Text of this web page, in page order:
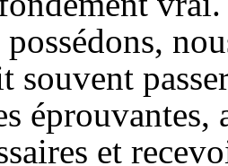
possédons,
souvent
et